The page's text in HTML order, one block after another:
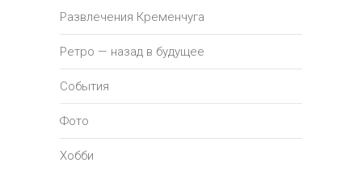
Развлечения Кременчуга
Ретро — назад в будущее
События
Фото
Хобби